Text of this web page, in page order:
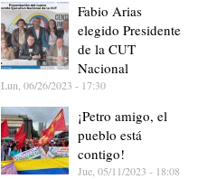
Fabio Arias
elegido Presidente
de la CUT
Nacional
Lun, 06/26/2023 - 17:30
¡Petro amigo, el
pueblo está
contigo!
Jue, 05/11/2023 - 18:08